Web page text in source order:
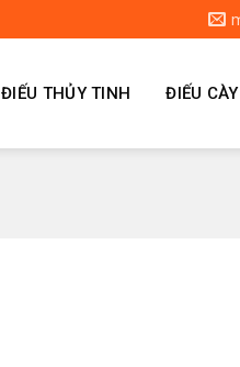
ĐIẾU THỦY TINH ĐIẾU CÀY